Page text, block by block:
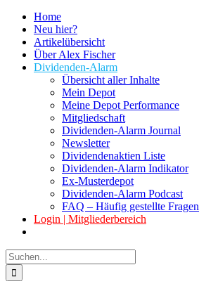
Home
Neu hier?
Artikelübersicht
Über Alex Fischer
Dividenden-Alarm
Übersicht aller Inhalte
Mein Depot
Meine Depot Performance
Mitgliedschaft
Dividenden-Alarm Journal
Newsletter
Dividendenaktien Liste
Dividenden-Alarm Indikator
Ex-Musterdepot
Dividenden-Alarm Podcast
FAQ – Häufig gestellte Fragen
Login | Mitgliederbereich
Suche
nach: